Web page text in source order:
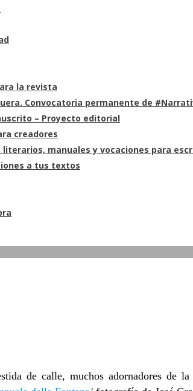
la revista
Convocatoria permanente de
– Proyecto editorial
creadores
literarios, manuales y vocaciones para
a tus textos
de calle, muchos adornadores de